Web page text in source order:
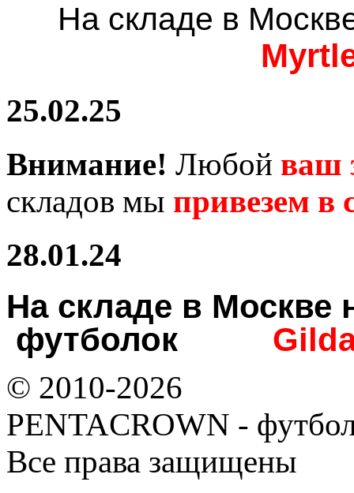
На складе в
25.02.25
Внимание! Любой ваш
складов мы привезем в
28.01.24
На складе в
футболок
© 2010-2026
PENTACROWN -
Все права защищены